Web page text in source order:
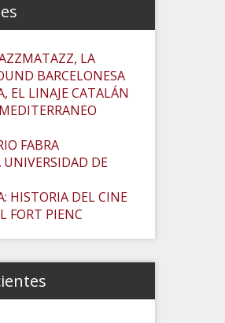
LA
BARCELONESA
EL LINAJE CATALÁN
FABRA
DE
HISTORIA DEL CINE
FORT PIENC